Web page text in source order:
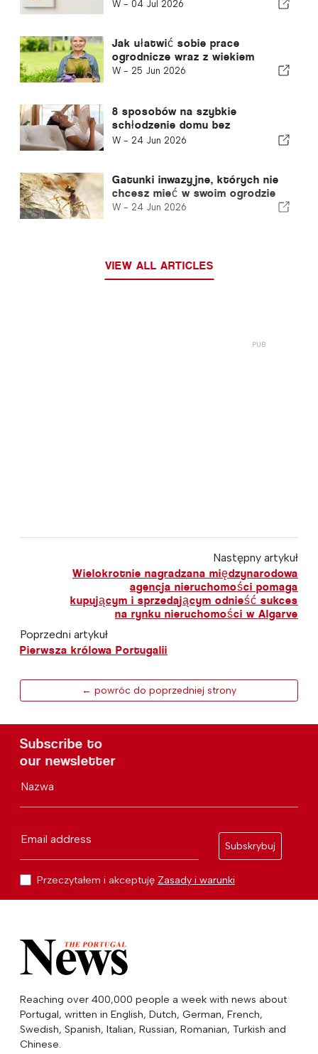
W - 04 Jul 2026
Jak ułatwić sobie prace
ogrodnicze wraz z wiekiem
W - 25 Jun 2026
8 sposobów na szybkie
schłodzenie domu bez
klimatyzacji
W - 24 Jun 2026
Gatunki inwazyjne, których nie
chcesz mieć w swoim ogrodzie
W - 24 Jun 2026
VIEW ALL ARTICLES
Następny artykuł
Wielokrotnie nagradzana międzynarodowa
agencja nieruchomości pomaga
kupującym i sprzedającym odnieść sukces
na rynku nieruchomości w Algarve
Poprzedni artykuł
Pierwsza królowa Portugalii
← powróc do poprzedniej strony
Subscribe to
our newsletter
Nazwa
Email address
Subskrybuj
Przeczytałem i akceptuję Zasady i warunki
Reaching over 400,000 people a week with news about
Portugal, written in English, Dutch, German, French,
Swedish, Spanish, Italian, Russian, Romanian, Turkish and
Chinese.